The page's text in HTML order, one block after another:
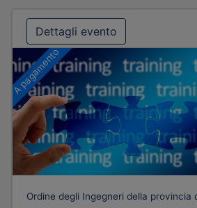
Dettagli evento
A pagamento
Ordine degli Ingegneri della provincia